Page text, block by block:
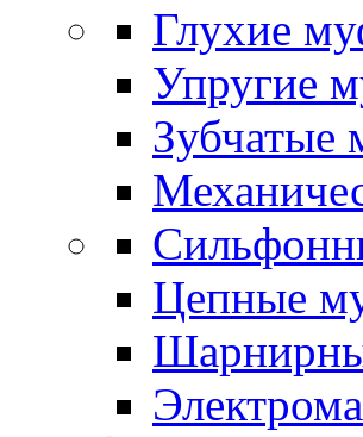
Глухие
Упругие
Зубчатые
Цепные